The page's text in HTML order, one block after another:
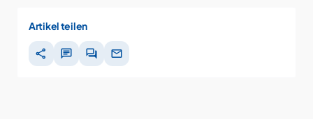
Artikel teilen
share chat forum mail